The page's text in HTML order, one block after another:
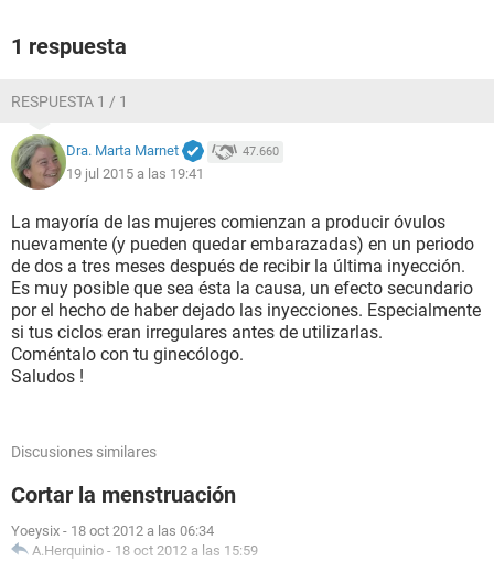
1 respuesta
RESPUESTA 1 / 1
Dra. Marta Marnet 47.660
19 jul 2015 a las 19:41
La mayoría de las mujeres comienzan a producir óvulos
nuevamente (y pueden quedar embarazadas) en un periodo
de dos a tres meses después de recibir la última inyección.
Es muy posible que sea ésta la causa, un efecto secundario
por el hecho de haber dejado las inyecciones. Especialmente
si tus ciclos eran irregulares antes de utilizarlas.
Coméntalo con tu ginecólogo.
Saludos !
Discusiones similares
Cortar la menstruación
Yoeysix - 18 oct 2012 a las 06:34
A.Herquinio - 18 oct 2012 a las 15:59